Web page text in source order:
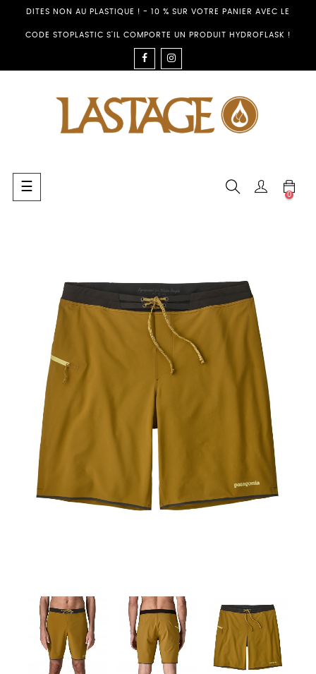
DITES NON AU PLASTIQUE ! - 10 % SUR VOTRE PANIER AVEC LE
CODE STOPLASTIC S'IL COMPORTE UN PRODUIT HYDROFLASK !
FACEBOOK
Umschalten
der
☰
0